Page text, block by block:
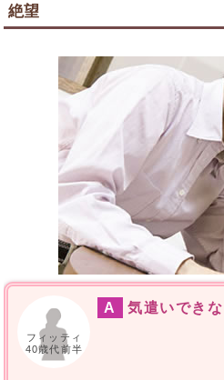
絶望
フィッティ
40歳代前半
A 気遣いでき